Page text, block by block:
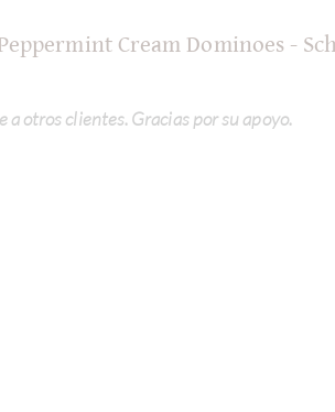
Cream Dominoes -
a otros clientes. Gracias por su apoyo.